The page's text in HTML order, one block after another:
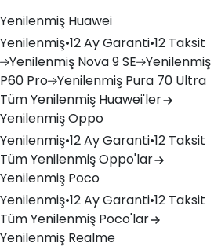
Yenilenmiş Huawei
Yenilenmiş•12 Ay Garanti•12 Taksit
Yenilenmiş Nova 9 SE Yenilenmiş
P60 Pro Yenilenmiş Pura 70 Ultra
Tüm Yenilenmiş Huawei'ler
Yenilenmiş Oppo
Yenilenmiş•12 Ay Garanti•12 Taksit
Tüm Yenilenmiş Oppo'lar
Yenilenmiş Poco
Yenilenmiş•12 Ay Garanti•12 Taksit
Tüm Yenilenmiş Poco'lar
Yenilenmiş Realme